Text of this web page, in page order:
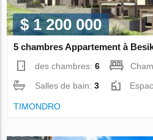
$ 1 200 000
5 chambres Appartement à
des chambres:6
Salles de bain:3
TIMONDRO